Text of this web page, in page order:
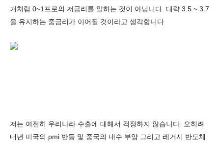
거처럼 0~1프로의 저금리를 말하는 것이 아닙니다. 대략 3.5 ~ 3.7
을 유지하는 중금리가 이어질 것이라고 생각합니다
저는 여전히 우리나라 수출에 대해서 걱정하지 않습니다. 오히려
내년 미국의 pmi 반등 및 중국의 내수 부양 그리고 레거시 반도체